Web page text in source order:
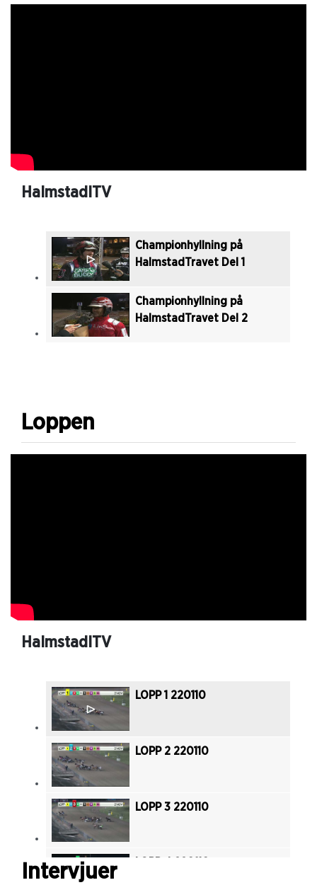
HalmstadITV
Championhyllning på
HalmstadTravet Del 1
Championhyllning på
HalmstadTravet Del 2
Loppen
HalmstadITV
LOPP 1 220110
LOPP 2 220110
LOPP 3 220110
Intervjuer